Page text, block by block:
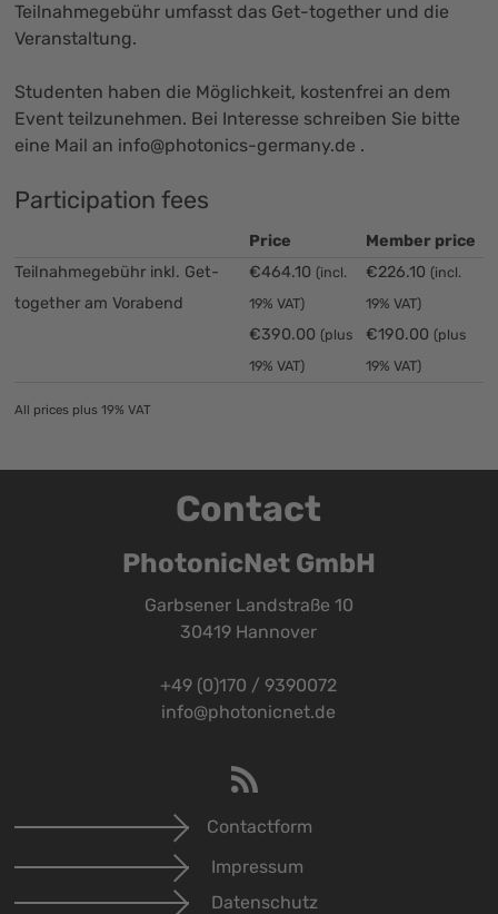
Teilnahmegebühr umfasst das Get-together und die
Veranstaltung.
Studenten haben die Möglichkeit, kostenfrei an dem
Event teilzunehmen. Bei Interesse schreiben Sie bitte
eine Mail an info@photonics-germany.de .
Participation fees
Price
Member price
Teilnahmegebühr inkl. Get-
together am Vorabend
€464.10 (incl.
19% VAT)
€390.00 (plus
19% VAT)
€226.10 (incl.
19% VAT)
€190.00 (plus
19% VAT)
All prices plus 19% VAT
Contact
PhotonicNet GmbH
Garbsener Landstraße 10
30419 Hannover
+49 (0)170 / 9390072
info@photonicnet.de
Contactform
Impressum
Datenschutz